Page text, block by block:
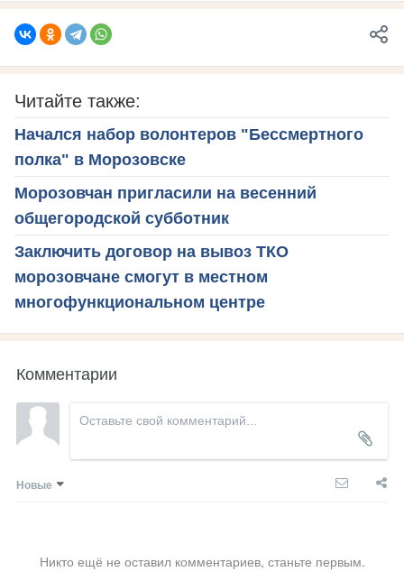
Читайте также:
Начался набор волонтеров "Бессмертного
полка" в Морозовске
Морозовчан пригласили на весенний
общегородской субботник
Заключить договор на вывоз ТКО
морозовчане смогут в местном
многофункциональном центре
Комментарии
Новые
Никто ещё не оставил комментариев, станьте первым.